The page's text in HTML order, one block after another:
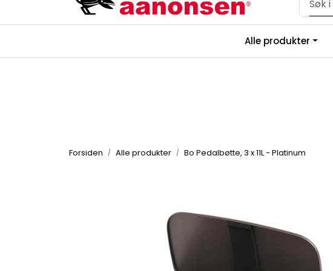
Skip to main content
Alle produkter
Forsiden Alle produkter Bo Pedalbøtte, 3 x 11L - Platinum